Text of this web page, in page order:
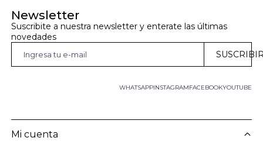
Newsletter
Suscribite a nuestra newsletter y enterate las últimas
novedades
WHATSAPP FACEBOOKYOUTUBE
INSTAGRAM
Mi cuenta